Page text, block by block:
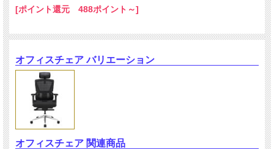
[ポイント還元 488ポイント～]
オフィスチェア バリエーション
オフィスチェア 関連商品